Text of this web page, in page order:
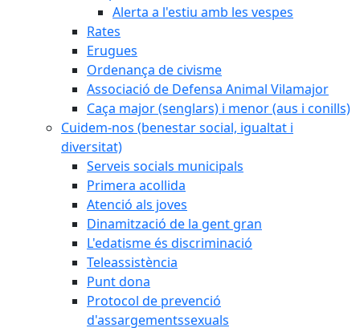
Alerta a l'estiu amb les vespes
Rates
Erugues
Ordenança de civisme
Associació de Defensa Animal Vilamajor
Caça major (senglars) i menor (aus i conills)
Cuidem-nos (benestar social, igualtat i
diversitat)
Serveis socials municipals
Primera acollida
Atenció als joves
Dinamització de la gent gran
L'edatisme és discriminació
Teleassistència
Punt dona
Protocol de prevenció
d'assargementssexuals